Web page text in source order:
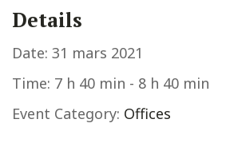
Details
Date: 31 mars 2021
Time: 7 h 40 min - 8 h 40 min
Event Category: Offices